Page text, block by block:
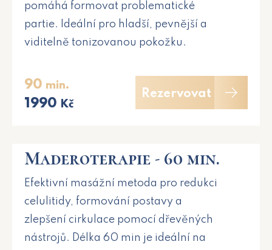
pomáhá formovat problematické
partie. Ideální pro hladší, pevnější a
viditelně tonizovanou pokožku.
90 min.
1990 Kč
Rezervovat
Maderoterapie - 60 min.
Efektivní masážní metoda pro redukci
celulitidy, formování postavy a
zlepšení cirkulace pomocí dřevěných
nástrojů. Délka 60 min je ideální na